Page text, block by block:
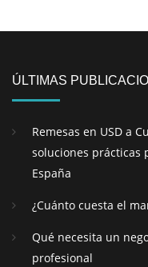
ÚLTIMAS
Remesas en USD a
soluciones prácticas
España
¿Cuánto cuesta el
Qué necesita un
profesional